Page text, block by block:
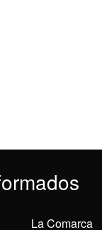
La Comarca